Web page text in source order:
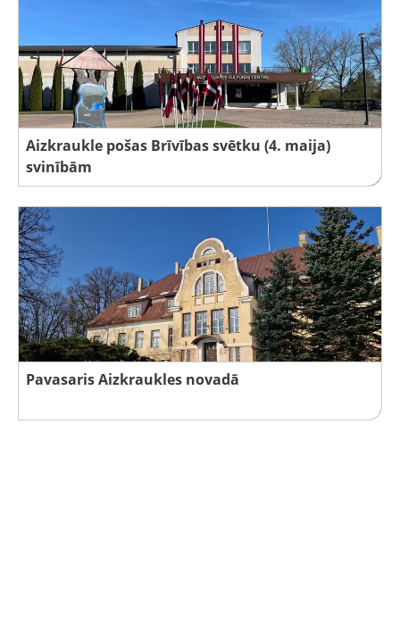
Aizkraukle pošas Brīvības svētku (4. maija)
svinībām
Pavasaris Aizkraukles novadā